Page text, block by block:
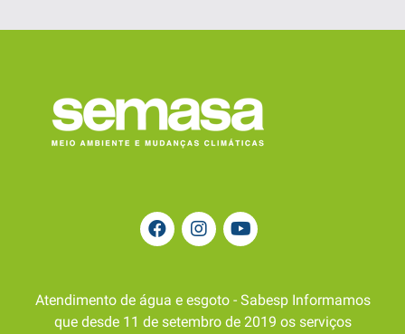
Atendimento de água e esgoto - Sabesp Informamos
que desde 11 de setembro de 2019 os serviços